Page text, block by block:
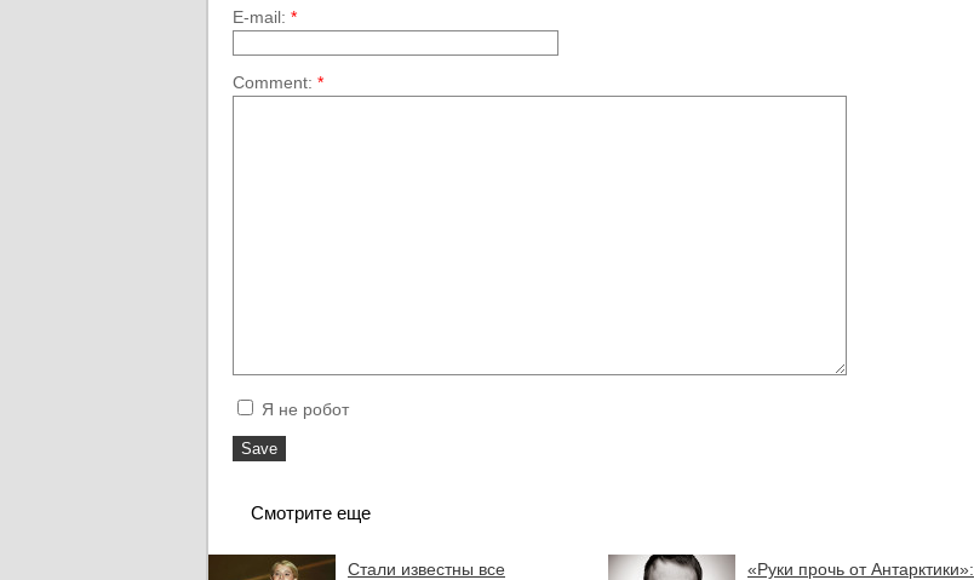
E-mail: *
Comment: *
Я не робот
Смотрите еще
Стали известны все
«Руки прочь от Антарктики»: